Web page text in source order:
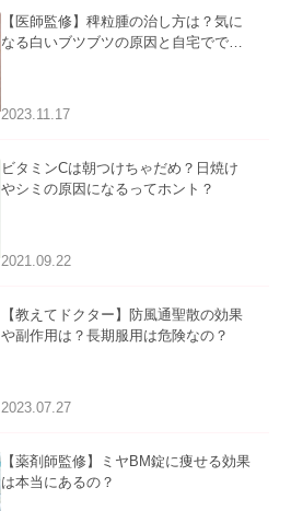
【医師監修】稗粒腫の治し方は？気に
なる白いブツブツの原因と自宅ででき
2023.11.17
ビタミンCは朝つけちゃだめ？日焼け
やシミの原因になるってホント？
2021.09.22
【教えてドクター】防風通聖散の効果
や副作用は？長期服用は危険なの？
2023.07.27
【薬剤師監修】ミヤBM錠に痩せる効果
は本当にあるの？